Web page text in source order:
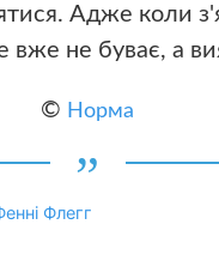
Адже коли
вже не буває, а
© Норма
Флегг